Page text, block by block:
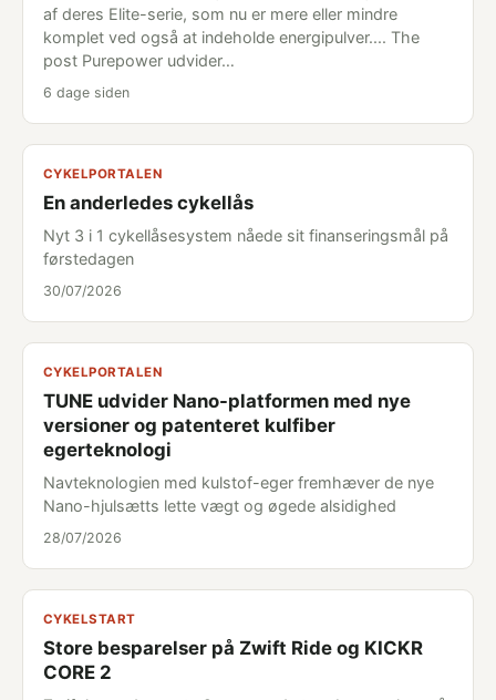
af deres Elite-serie, som nu er mere eller mindre
komplet ved også at indeholde energipulver.... The
post Purepower udvider…
6 dage siden
CYKELPORTALEN
En anderledes cykellås
Nyt 3 i 1 cykellåsesystem nåede sit finanseringsmål på
førstedagen
30/07/2026
CYKELPORTALEN
TUNE udvider Nano-platformen med nye
versioner og patenteret kulfiber
egerteknologi
Navteknologien med kulstof-eger fremhæver de nye
Nano-hjulsætts lette vægt og øgede alsidighed
28/07/2026
CYKELSTART
Store besparelser på Zwift Ride og KICKR
CORE 2